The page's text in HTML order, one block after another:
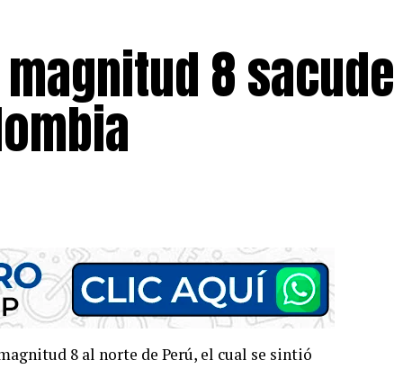
8 sacude
8 al norte de Perú, el cual se sintió